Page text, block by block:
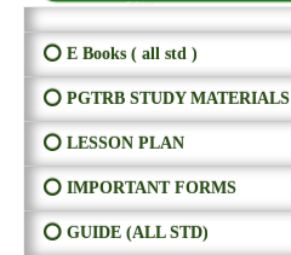
⭕ E Books ( all std )
⭕ PGTRB STUDY MATERIALS
⭕ LESSON PLAN
⭕ IMPORTANT FORMS
⭕ GUIDE (ALL STD)